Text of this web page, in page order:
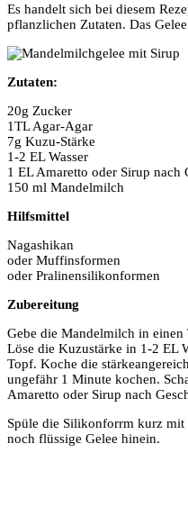
Es handelt sich bei diesem
pflanzlichen Zutaten. Das
Zutaten:
20g Zucker
1TL Agar-Agar
7g Kuzu-Stärke
1-2 EL Wasser
1 EL Amaretto oder Sirup nach
150 ml Mandelmilch
Hilfsmittel
Nagashikan
oder Muffinsformen
oder Pralinensilikonformen
Zubereitung
Gebe die Mandelmilch in
Löse die Kuzustärke in 1-2 EL
Topf. Koche die
ungefähr 1 Minute kochen.
Amaretto oder Sirup nach
Spüle die Silikonforrm kurz mit
noch flüssige Gelee hinein.